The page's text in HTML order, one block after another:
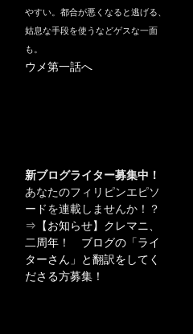
やすい。都合が悪くなると逃げる、
姑息な手段を使うなどゲスな一面
も。
ウメ第一話へ
新ブログライター募集中！
あなたのフィリピンエピソ
ードを連載しませんか！？
⇒ 【お知らせ】クレマニ、
二周年！ ブログの「ライ
ターさん」と翻訳をしてく
ださる方募集！